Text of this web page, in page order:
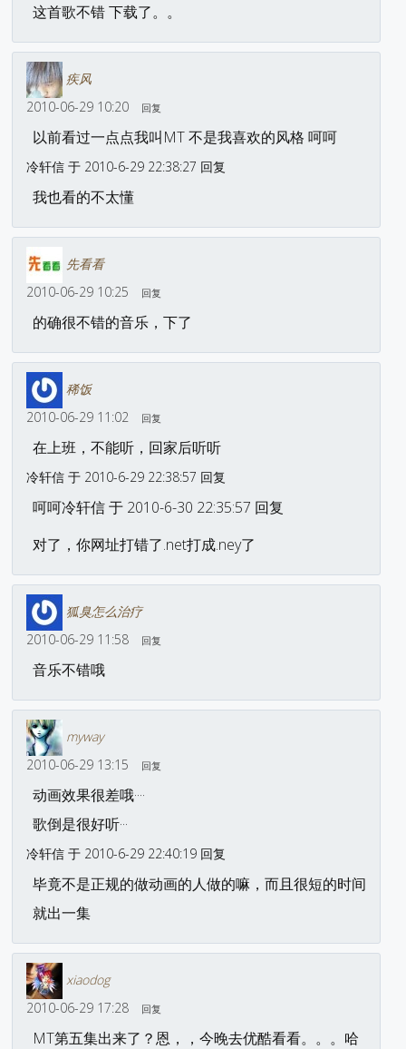
这首歌不错 下载了。。
疾风
2010-06-29 10:20
回复
以前看过一点点我叫MT 不是我喜欢的风格 呵呵
冷轩信 于 2010-6-29 22:38:27 回复
我也看的不太懂
先看看
2010-06-29 10:25
回复
的确很不错的音乐，下了
稀饭
2010-06-29 11:02
回复
在上班，不能听，回家后听听
冷轩信 于 2010-6-29 22:38:57 回复
呵呵冷轩信 于 2010-6-30 22:35:57 回复
对了，你网址打错了.net打成.ney了
狐臭怎么治疗
2010-06-29 11:58
回复
音乐不错哦
myway
2010-06-29 13:15
回复
动画效果很差哦····
歌倒是很好听···
冷轩信 于 2010-6-29 22:40:19 回复
毕竟不是正规的做动画的人做的嘛，而且很短的时间
就出一集
xiaodog
2010-06-29 17:28
回复
MT第五集出来了？恩，，今晚去优酷看看。。。哈